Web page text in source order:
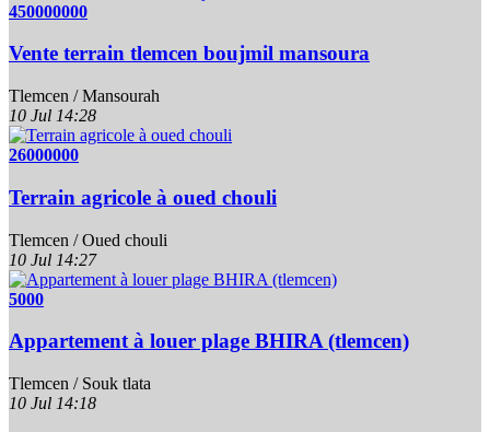
450000000
Vente terrain tlemcen boujmil mansoura
Tlemcen / Mansourah
10 Jul 14:28
26000000
Terrain agricole à oued chouli
Tlemcen / Oued chouli
10 Jul 14:27
5000
Appartement à louer plage BHIRA (tlemcen)
Tlemcen / Souk tlata
10 Jul 14:18